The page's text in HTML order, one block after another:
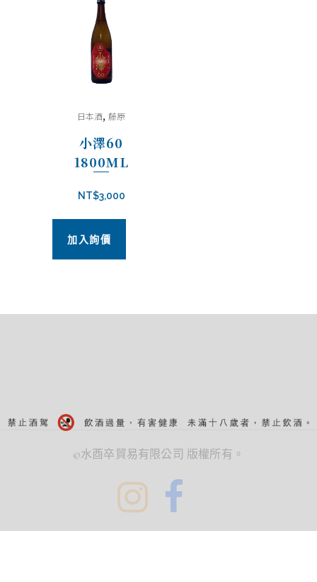
日本酒, 藤原
小澤60
1800ML
NT$3,000
加入詢價
©水酉卒貿易有限公司 版權所有。